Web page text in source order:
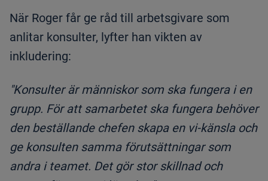
När Roger får ge råd till arbetsgivare som
anlitar konsulter, lyfter han vikten av
inkludering:
"Konsulter är människor som ska fungera i en
grupp. För att samarbetet ska fungera behöver
den beställande chefen skapa en vi-känsla och
ge konsulten samma förutsättningar som
andra i teamet. Det gör stor skillnad och